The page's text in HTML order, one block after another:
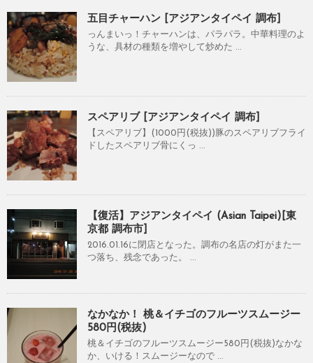
五目チャーハン [アジアンタイペイ 調布]
っんまいっ！チャーハンは、パラパラ。中華料理のよ
うな、具材の種類を増やして炒めた ...
スペアリブ [アジアンタイペイ 調布]
【スペアリブ】(1000円(税抜))豚のスペアリブフライ
ドしたスペアリブ骨にくっ ...
【復活】アジアンタイペイ (Asian Taipei)[東
京都 調布市]
2016.01.16に閉店となった。調布の名店の灯がまた一
つ落ち、残念であった。 ...
なかなか！ 桃＆イチゴのフルーツスムージー
580円(税抜)
桃＆イチゴのフルーツスムージー580円(税抜)なかな
か、いける！スムージーなので ...